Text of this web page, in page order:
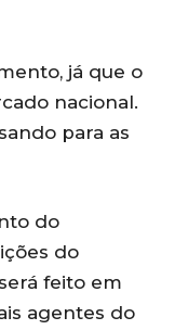
já que o
nacional.
para as
do
do
feito em
agentes do